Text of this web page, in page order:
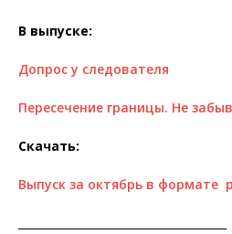
В выпуске:
Допрос у следователя
Пересечение границы. Не
Скачать:
Выпуск за октябрь в формате